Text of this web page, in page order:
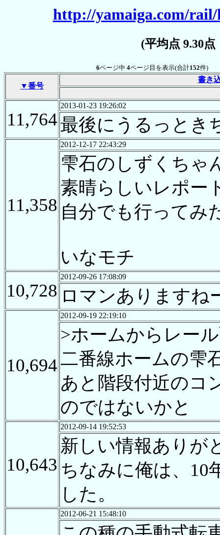
http://yamaiga.com/rail/
(平均点 9.30
6ページ中 4ページ目を表示(合計152件)
▼番号
書き
11,764
2013-01-23 19:26:02
最後にうるっとき
11,358
2012-12-17 22:43:29
雫石のしずくちゃ
素晴らしいレポー
自分でも行ってみ
いなモチ
10,728
2012-09-26 17:08:09
ロマンありますね
10,694
2012-09-19 22:19:10
>ホームからレー
二番線ホームの雫
あと階段付近のコ
のではないかと
10,643
2012-09-14 19:52:53
新しい情報ありが
ちなみに俺は、10
した。
2012-06-21 15:48:10